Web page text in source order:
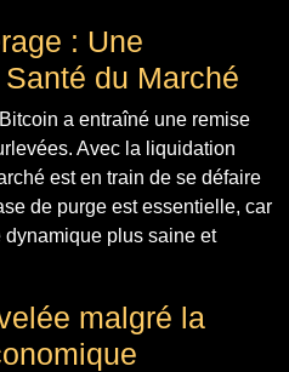
: Une
du Marché
a entraîné une remise
Avec la liquidation
est en train de se défaire
de purge est essentielle, car
plus saine et
malgré la